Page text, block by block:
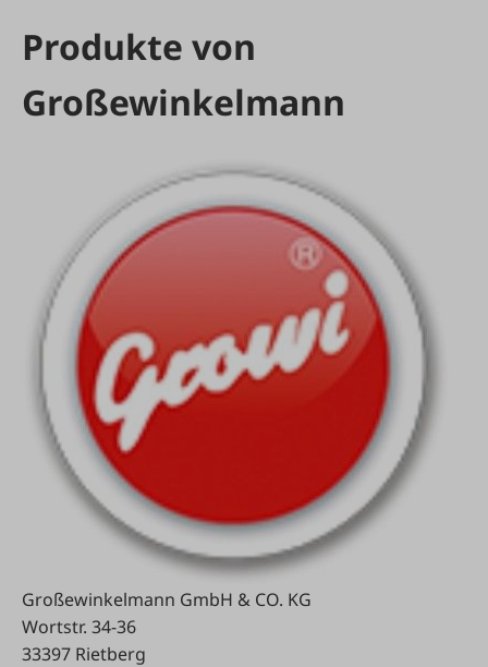
Produkte von
Großewinkelmann
Großewinkelmann GmbH & CO. KG
Wortstr. 34-36
33397 Rietberg